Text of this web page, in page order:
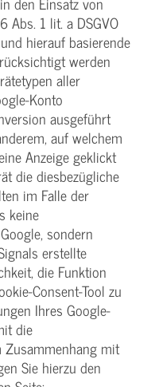
Abs. 1 lit. a DSGVO
hierauf basierende
werden
aller
Konto
ausgeführt
auf welchem
Anzeige geklickt
die diesbezügliche
im Falle der
keine
sondern
erstellte
die Funktion
Consent-Tool zu
Ihres Google-
die
Zusammenhang mit
Sie hierzu den